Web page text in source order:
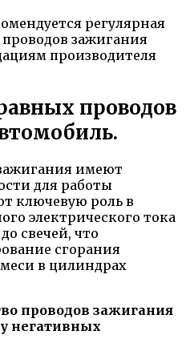
регулярная
зажигания
производителя
проводов
имеют
для работы
ключевую роль в
электрического тока
свечей, что
сгорания
в цилиндрах
проводов зажигания
негативных